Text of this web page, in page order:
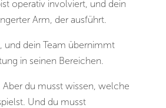
operativ involviert, und dein
Arm, der ausführt.
dein Team übernimmt
in seinen Bereichen.
Aber du musst wissen, welche
Und du musst